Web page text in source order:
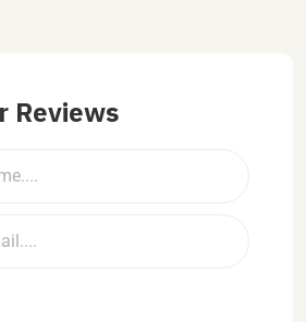
Reviews